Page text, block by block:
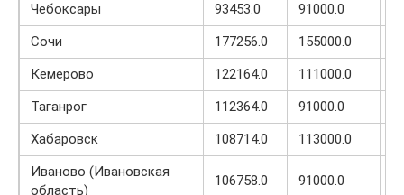
Чебоксары
93453.0 91000.0
Сочи
177256.0 155000.0
Кемерово
122164.0 111000.0
Таганрог
112364.0 91000.0
Хабаровск
108714.0 113000.0
Иваново (Ивановская
область)
106758.0 91000.0